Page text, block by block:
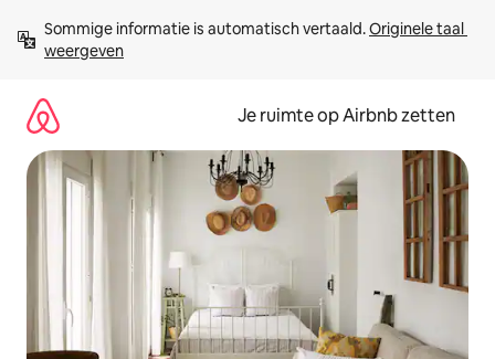
direct
naar
Sommige informatie is automatisch vertaald. Originele taal
weergeven
Je ruimte op Airbnb zetten